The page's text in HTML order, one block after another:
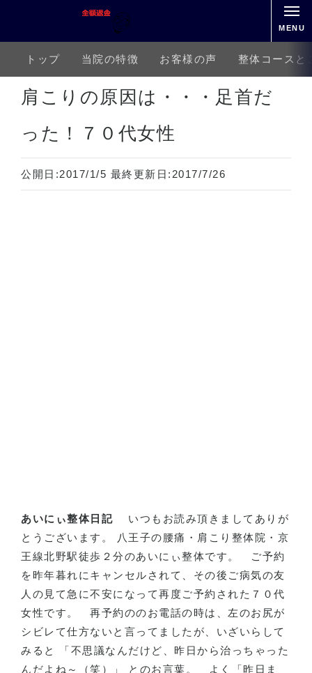
MENU
トップ 当院の特徴 お客様の声 整体コースと
ホーム 上半身の痛み 肩こり 肩こりの原因は・・・足首だった！７０代女性
肩こりの原因は・・・足首だ
った！７０代女性
公開日:2017/1/5 最終更新日: 2017/7/26
あいにぃ整体日記
いつもお読み頂きましてありが
とうございます。 八王子の腰痛・肩こり整体院・京
王線北野駅徒歩２分のあいにぃ整体です。 ご予約
を昨年暮れにキャンセルされて、その後ご病気の友
人の見て急に不安になって再度ご予約された７０代
女性です。
再予約ののお電話の時は、左のお尻が
シビレて仕方ないと言ってましたが、いざいらして
みると 「不思議なんだけど、昨日から治っちゃった
んだよね～（笑）」 とのお言葉。
よく「昨日ま